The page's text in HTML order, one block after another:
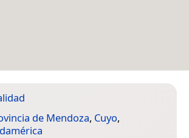
de Mendoza, Cuyo,